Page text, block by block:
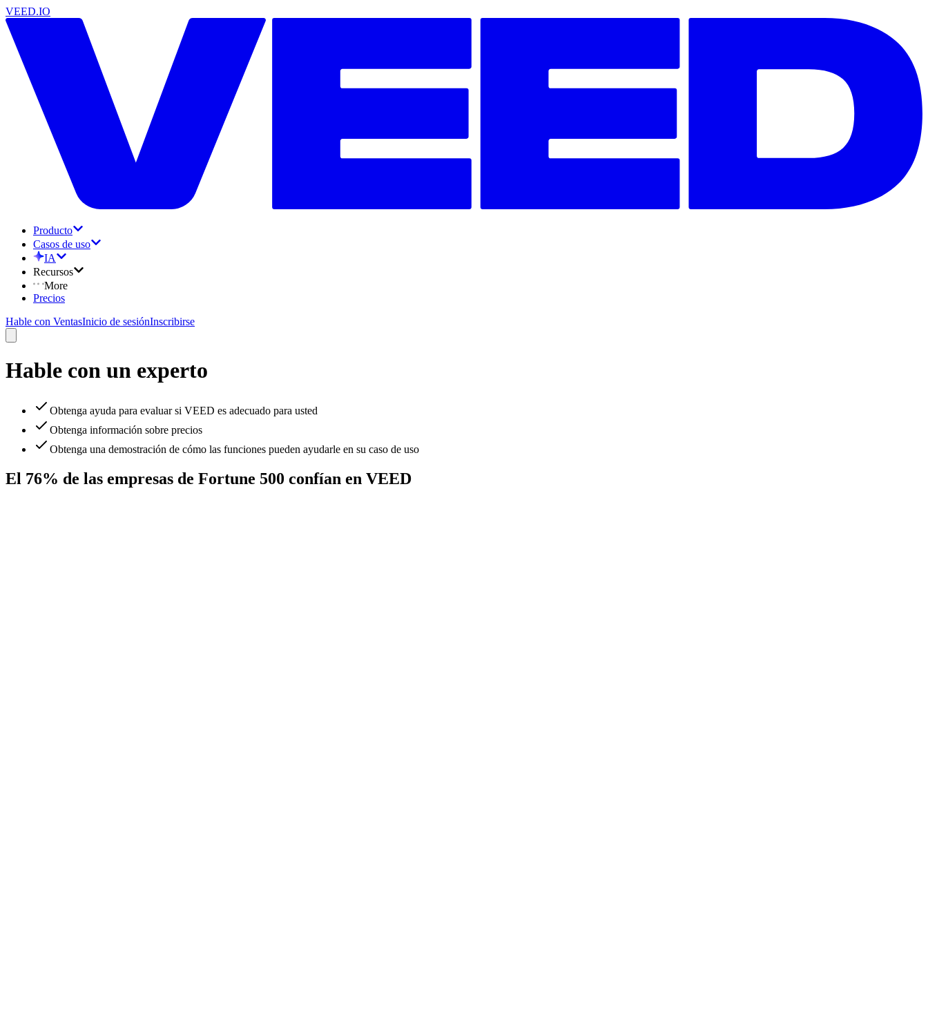
VEED.IO
Producto
Casos de uso
IA
Recursos
More
Precios
Hable con VentasInicio de sesiónInscribirse
Hable con un experto
Obtenga ayuda para evaluar si VEED es adecuado para usted
Obtenga información sobre precios
Obtenga una demostración de cómo las funciones pueden ayudarle en su caso de uso
El 76% de las empresas de Fortune 500 confían en VEED